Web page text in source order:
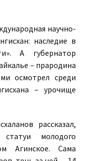
научно-
наследие в
А губернатор
– прародина
осмотрел среди
– урочище
рассказал,
молодого
Агинское. Сама